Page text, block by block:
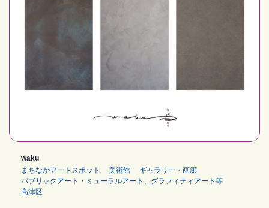
waku
まちなかアートスポット
美術館
ギャラリー・画廊
パブリックアート・ミューラルアート、グラフィティアート等
⾼津区